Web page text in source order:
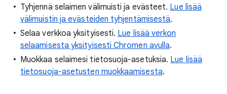
Tyhjennä selaimen välimuisti ja evästeet. Lue lisää
välimuistin ja evästeiden tyhjentämisestä.
Selaa verkkoa yksityisesti. Lue lisää verkon
selaamisesta yksityisesti Chromen avulla.
Muokkaa selaimesi tietosuoja-asetuksia. Lue lisää
tietosuoja-asetusten muokkaamisesta.